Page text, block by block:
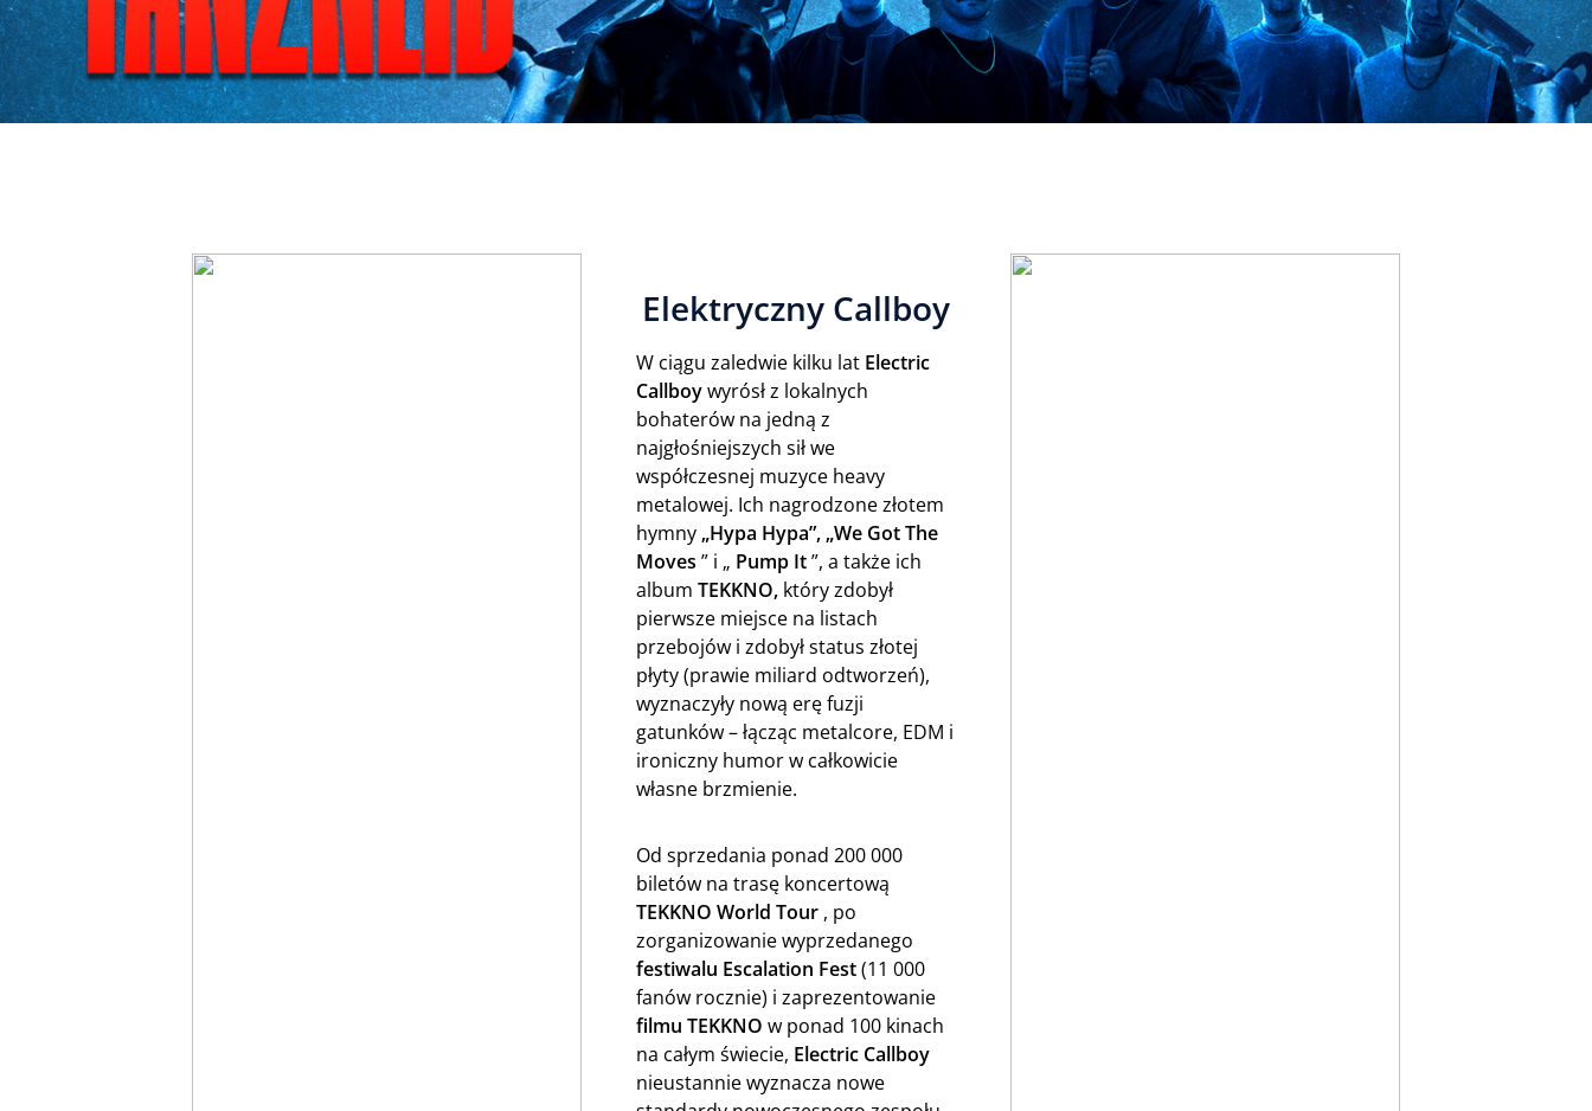
Elektryczny Callboy
W ciągu zaledwie kilku lat Electric
Callboywyrósł z lokalnych
bohaterów na jedną z
najgłośniejszych sił we
współczesnej muzyce heavy
metalowej. Ich nagrodzone złotem
hymny „Hypa Hypa”, „We Got The
Moves ” i „ Pump It”, a także ich
albumTEKKNO, który zdobył
pierwsze miejsce na listach
przebojów i zdobył status złotej
płyty (prawie miliard odtworzeń),
wyznaczyły nową erę fuzji
gatunków – łącząc metalcore, EDM i
ironiczny humor w całkowicie
własne brzmienie.
Od sprzedania ponad 200 000
biletów na trasę koncertową
TEKKNO World Tour , po
zorganizowanie wyprzedanego
festiwalu Escalation Fest(11 000
fanów rocznie) i zaprezentowanie
filmu TEKKNO w ponad 100 kinach
na całym świecie, Electric Callboy
nieustannie wyznacza nowe